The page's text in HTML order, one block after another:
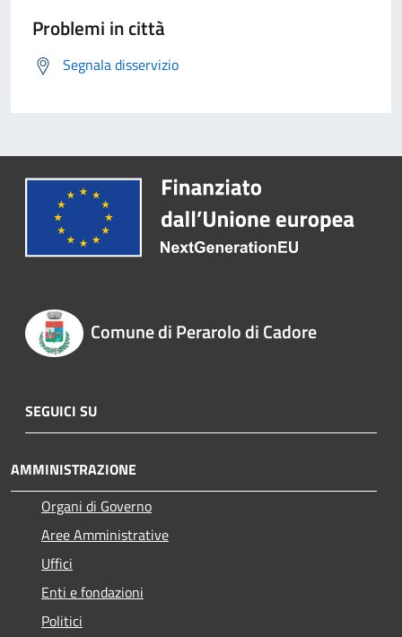
Problemi in città
Segnala disservizio
Comune di Perarolo di Cadore
SEGUICI SU
AMMINISTRAZIONE
Organi di Governo
Aree Amministrative
Uffici
Enti e fondazioni
Politici